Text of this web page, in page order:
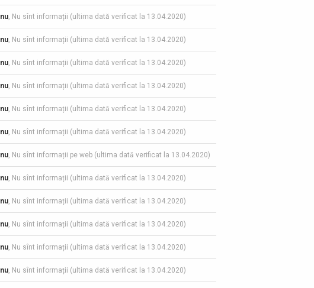
nu, Nu sînt informații (ultima dată verificat la 13.04.2020)
nu, Nu sînt informații (ultima dată verificat la 13.04.2020)
nu, Nu sînt informații (ultima dată verificat la 13.04.2020)
nu, Nu sînt informații (ultima dată verificat la 13.04.2020)
nu, Nu sînt informații (ultima dată verificat la 13.04.2020)
nu, Nu sînt informații (ultima dată verificat la 13.04.2020)
nu, Nu sînt informații pe web (ultima dată verificat la 13.04.2020)
nu, Nu sînt informații (ultima dată verificat la 13.04.2020)
nu, Nu sînt informații (ultima dată verificat la 13.04.2020)
nu, Nu sînt informații (ultima dată verificat la 13.04.2020)
nu, Nu sînt informații (ultima dată verificat la 13.04.2020)
nu, Nu sînt informații (ultima dată verificat la 13.04.2020)